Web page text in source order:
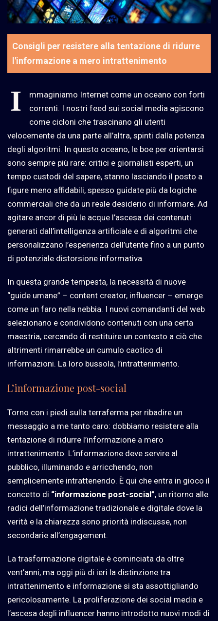
Consigli per resistere alla tentazione di ridurre
l'informazione a mero intrattenimento
I
mmaginiamo Internet come un oceano con forti
correnti. I nostri feed sui social media agiscono
come cicloni che trascinano gli utenti
velocemente da una parte all’altra, spinti dalla potenza
degli algoritmi. In questo oceano, le boe per orientarsi
sono sempre più rare: critici e giornalisti esperti, un
tempo custodi del sapere, stanno lasciando il posto a
figure meno affidabili, spesso guidate più da logiche
commerciali che da un reale desiderio di informare. Ad
agitare ancor di più le acque l’ascesa dei contenuti
generati dall’intelligenza artificiale e di algoritmi che
personalizzano l’esperienza dell’utente fino a un punto
di potenziale distorsione informativa.
In questa grande tempesta, la necessità di nuove
“guide umane” – content creator, influencer – emerge
come un faro nella nebbia. I nuovi comandanti del web
selezionano e condividono contenuti con una certa
maestria, cercando di restituire un contesto a ciò che
altrimenti rimarrebbe un cumulo caotico di
informazioni. La loro bussola, l’intrattenimento.
L’informazione post-social
Torno con i piedi sulla terraferma per ribadire un
messaggio a me tanto caro: dobbiamo resistere alla
tentazione di ridurre l’informazione a mero
intrattenimento. L’informazione deve servire al
pubblico, illuminando e arricchendo, non
semplicemente intrattenendo. È qui che entra in gioco il
concetto di “informazione post-social”, un ritorno alle
radici dell’informazione tradizionale e digitale dove la
verità e la chiarezza sono priorità indiscusse, non
secondarie all’engagement.
La trasformazione digitale è cominciata da oltre
vent’anni, ma oggi più di ieri la distinzione tra
intrattenimento e informazione si sta assottigliando
pericolosamente. La proliferazione dei social media e
l’ascesa degli influencer hanno introdotto nuovi modi di